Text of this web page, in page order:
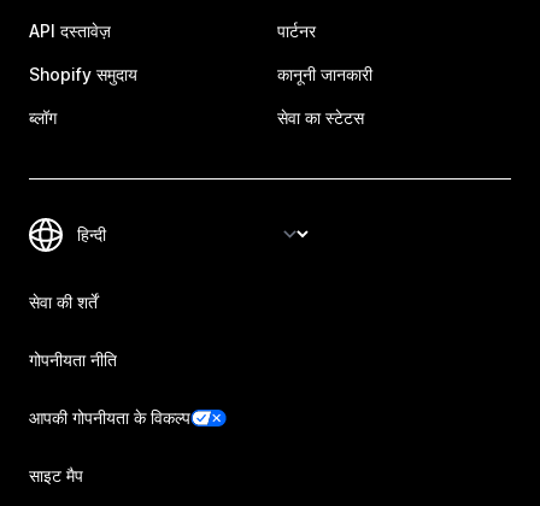
API दस्तावेज़
Shopify समुदाय
ब्लॉग
पार्टनर
कानूनी जानकारी
सेवा का स्टेटस
सेवा की शर्तें
गोपनीयता नीति
आपकी गोपनीयता के विकल्प
साइट मैप